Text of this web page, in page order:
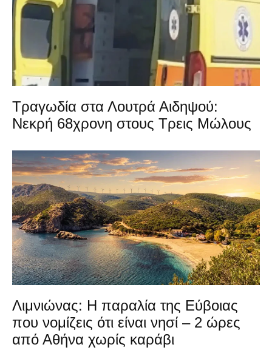
Τραγωδία στα Λουτρά Αιδηψού:
Νεκρή 68χρονη στους Τρεις Μώλους
Λιμνιώνας: Η παραλία της Εύβοιας
που νομίζεις ότι είναι νησί – 2 ώρες
από Αθήνα χωρίς καράβι